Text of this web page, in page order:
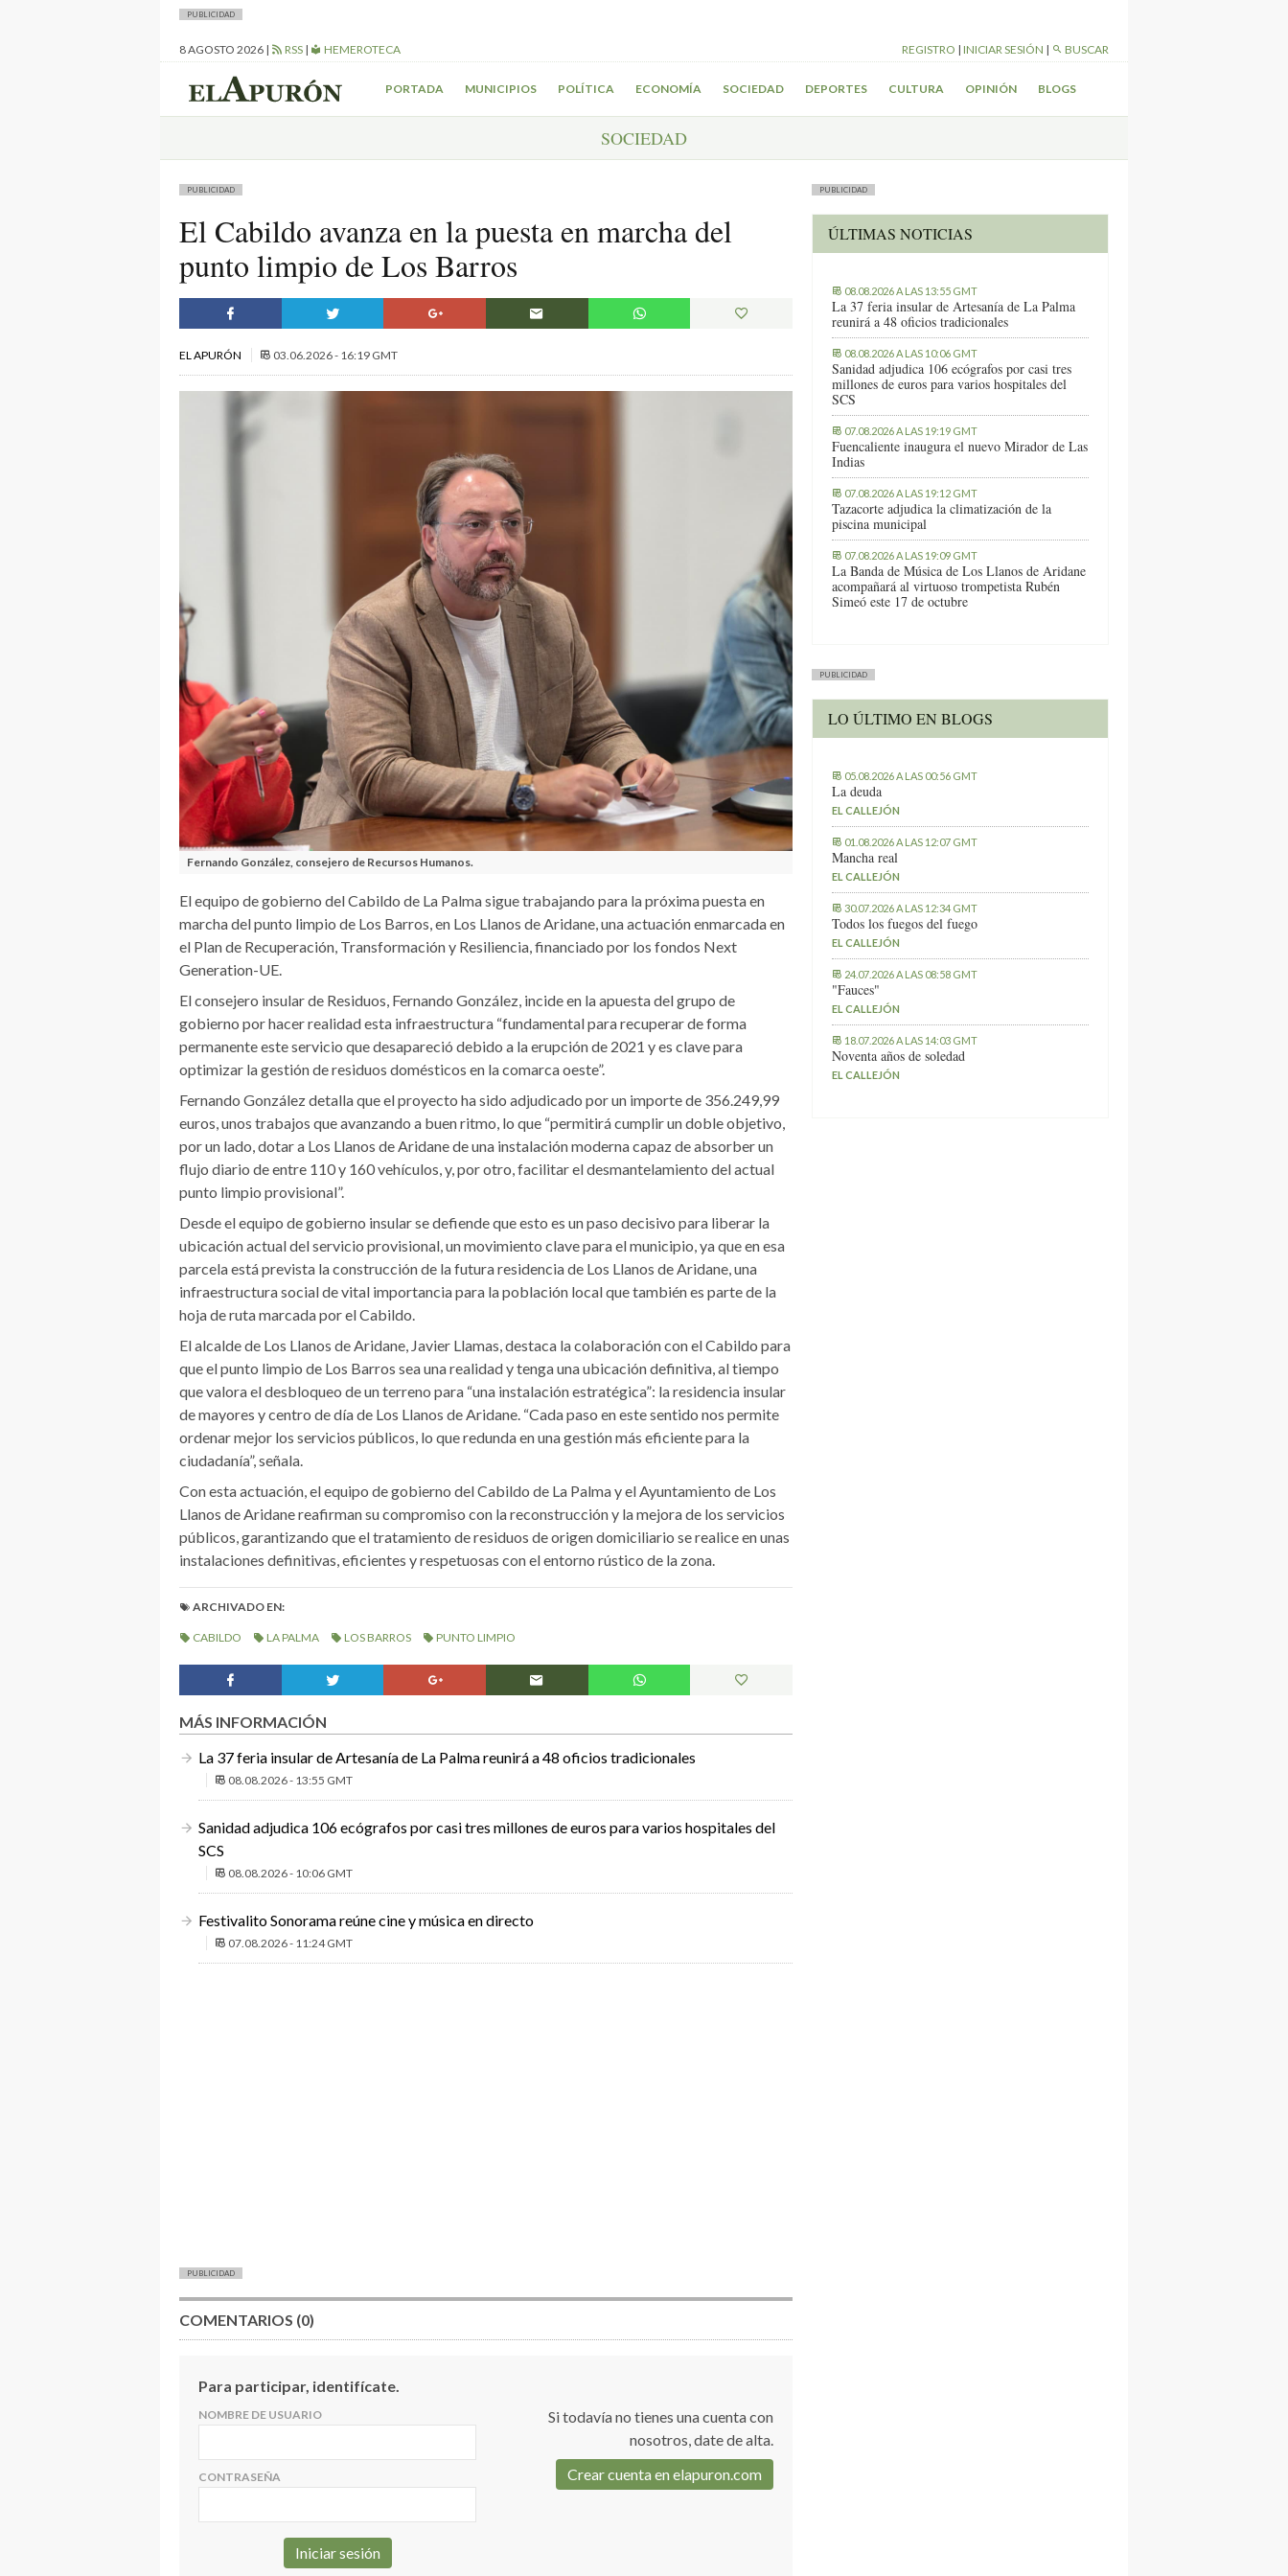
PUBLICIDAD
8 AGOSTO 2026 | RSS | HEMEROTECA REGISTRO | INICIAR SESIÓN | BUSCAR
PORTADA MUNICIPIOS POLÍTICA ECONOMÍA SOCIEDAD DEPORTES CULTURA OPINIÓN BLOGS
SOCIEDAD
PUBLICIDAD
El Cabildo avanza en la puesta en marcha del
punto limpio de Los Barros
EL APURÓN 03.06.2026 - 16:19 GMT
Fernando González, consejero de Recursos Humanos.
El equipo de gobierno del Cabildo de La Palma sigue trabajando para la próxima puesta en
marcha del punto limpio de Los Barros, en Los Llanos de Aridane, una actuación enmarcada en
el Plan de Recuperación, Transformación y Resiliencia, financiado por los fondos Next
Generation-UE.
El consejero insular de Residuos, Fernando González, incide en la apuesta del grupo de
gobierno por hacer realidad esta infraestructura “fundamental para recuperar de forma
permanente este servicio que desapareció debido a la erupción de 2021 y es clave para
optimizar la gestión de residuos domésticos en la comarca oeste”.
Fernando González detalla que el proyecto ha sido adjudicado por un importe de 356.249,99
euros, unos trabajos que avanzando a buen ritmo, lo que “permitirá cumplir un doble objetivo,
por un lado, dotar a Los Llanos de Aridane de una instalación moderna capaz de absorber un
flujo diario de entre 110 y 160 vehículos, y, por otro, facilitar el desmantelamiento del actual
punto limpio provisional”.
Desde el equipo de gobierno insular se defiende que esto es un paso decisivo para liberar la
ubicación actual del servicio provisional, un movimiento clave para el municipio, ya que en esa
parcela está prevista la construcción de la futura residencia de Los Llanos de Aridane, una
infraestructura social de vital importancia para la población local que también es parte de la
hoja de ruta marcada por el Cabildo.
El alcalde de Los Llanos de Aridane, Javier Llamas, destaca la colaboración con el Cabildo para
que el punto limpio de Los Barros sea una realidad y tenga una ubicación definitiva, al tiempo
que valora el desbloqueo de un terreno para “una instalación estratégica”: la residencia insular
de mayores y centro de día de Los Llanos de Aridane. “Cada paso en este sentido nos permite
ordenar mejor los servicios públicos, lo que redunda en una gestión más eficiente para la
ciudadanía”, señala.
Con esta actuación, el equipo de gobierno del Cabildo de La Palma y el Ayuntamiento de Los
Llanos de Aridane reafirman su compromiso con la reconstrucción y la mejora de los servicios
públicos, garantizando que el tratamiento de residuos de origen domiciliario se realice en unas
instalaciones definitivas, eficientes y respetuosas con el entorno rústico de la zona.
ARCHIVADO EN:
CABILDO LA PALMA LOS BARROS PUNTO LIMPIO
MÁS INFORMACIÓN
La 37 feria insular de Artesanía de La Palma reunirá a 48 oficios tradicionales
08.08.2026 - 13:55 GMT
Sanidad adjudica 106 ecógrafos por casi tres millones de euros para varios hospitales del
SCS
08.08.2026 - 10:06 GMT
Festivalito Sonorama reúne cine y música en directo
07.08.2026 - 11:24 GMT
PUBLICIDAD
COMENTARIOS (0)
Para participar, identifícate.
NOMBRE DE USUARIO
CONTRASEÑA
Si todavía no tienes una cuenta con
nosotros, date de alta.
Crear cuenta en elapuron.com
PUBLICIDAD
ÚLTIMAS NOTICIAS
08.08.2026 A LAS 13:55 GMT
La 37 feria insular de Artesanía de La Palma
reunirá a 48 oficios tradicionales
08.08.2026 A LAS 10:06 GMT
Sanidad adjudica 106 ecógrafos por casi tres
millones de euros para varios hospitales del
SCS
07.08.2026 A LAS 19:19 GMT
Fuencaliente inaugura el nuevo Mirador de Las
Indias
07.08.2026 A LAS 19:12 GMT
Tazacorte adjudica la climatización de la
piscina municipal
07.08.2026 A LAS 19:09 GMT
La Banda de Música de Los Llanos de Aridane
acompañará al virtuoso trompetista Rubén
Simeó este 17 de octubre
PUBLICIDAD
LO ÚLTIMO EN BLOGS
05.08.2026 A LAS 00:56 GMT
La deuda
EL CALLEJÓN
01.08.2026 A LAS 12:07 GMT
Mancha real
EL CALLEJÓN
30.07.2026 A LAS 12:34 GMT
Todos los fuegos del fuego
EL CALLEJÓN
24.07.2026 A LAS 08:58 GMT
"Fauces"
EL CALLEJÓN
18.07.2026 A LAS 14:03 GMT
Noventa años de soledad
EL CALLEJÓN